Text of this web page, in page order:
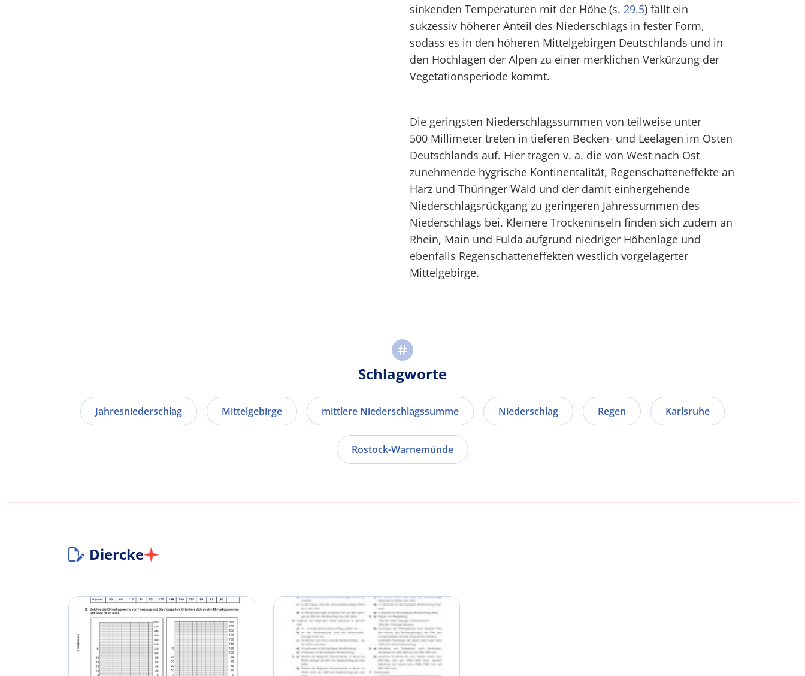
sinkenden Temperaturen mit der Höhe (s. 29.5) fällt ein
sukzessiv höherer Anteil des Niederschlags in fester Form,
sodass es in den höheren Mittelgebirgen Deutschlands und in
den Hochlagen der Alpen zu einer merklichen Verkürzung der
Vegetationsperiode kommt.
Die geringsten Niederschlagssummen von teilweise unter
500 Millimeter treten in tieferen Becken- und Leelagen im Osten
Deutschlands auf. Hier tragen v. a. die von West nach Ost
zunehmende hygrische Kontinentalität, Regenschatteneffekte an
Harz und Thüringer Wald und der damit einhergehende
Niederschlagsrückgang zu geringeren Jahressummen des
Niederschlags bei. Kleinere Trockeninseln finden sich zudem an
Rhein, Main und Fulda aufgrund niedriger Höhenlage und
ebenfalls Regenschatteneffekten westlich vorgelagerter
Mittelgebirge.
Schlagworte
Jahresniederschlag Mittelgebirge mittlere Niederschlagssumme Niederschlag Regen Karlsruhe
Rostock-Warnemünde
Diercke